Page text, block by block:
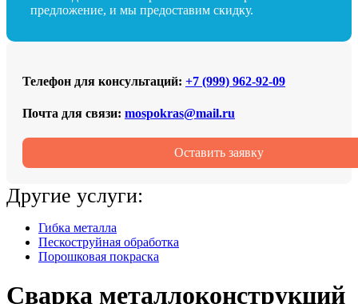
предложение, и мы предоставим скидку.
Телефон для консультаций: +7 (999) 962‑92‑09
Почта для связи: mospokras@mail.ru
Оставить заявку
Другие услуги:
Гибка металла
Пескоструйная обработка
Порошковая покраска
Сварка металлоконструкций